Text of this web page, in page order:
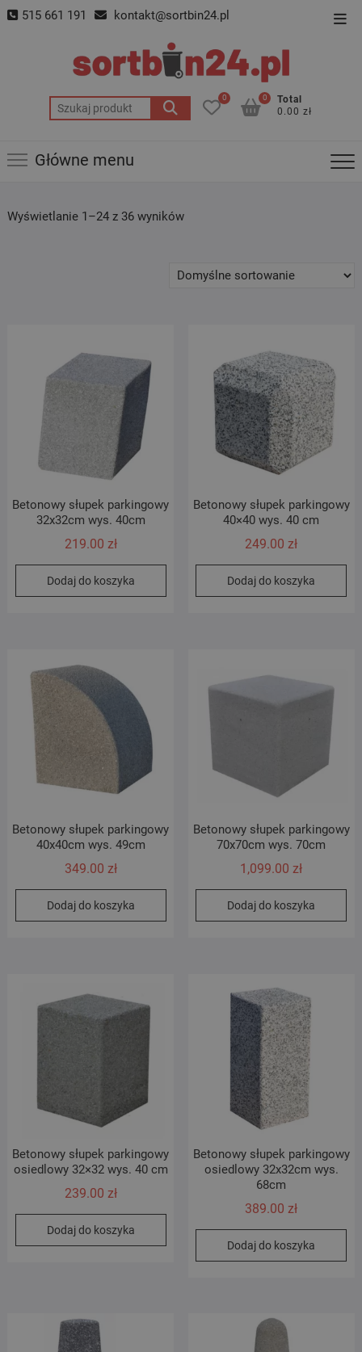
Skip 515 661 191 kontakt@sortbin24.pl
Szukaj:
0
Total
0.00 zł
0
Główne menu
Wyświetlanie 1–24 z 36 wyników
Betonowy słupek parkingowy
32x32cm wys. 40cm
219.00 zł
Dodaj do koszyka
Betonowy słupek parkingowy
40×40 wys. 40 cm
249.00zł
Dodaj do koszyka
Betonowy słupek parkingowy
40x40cm wys. 49cm
349.00 zł
Dodaj do koszyka
Betonowy słupek parkingowy
70x70cm wys. 70cm
1,099.00zł
Dodaj do koszyka
Betonowy słupek parkingowy
osiedlowy 32×32 wys. 40 cm
239.00 zł
Dodaj do koszyka
Betonowy słupek parkingowy
osiedlowy 32x32cm wys.
68cm
389.00zł
Dodaj do koszyka